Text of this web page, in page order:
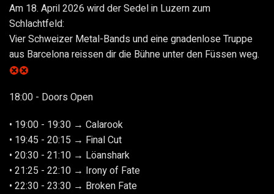
Am 18. April 2026 wird der Sedel in Luzern zum
Schlachtfeld:
Vier Schweizer Metal-Bands und eine gnadenlose Truppe
aus Barcelona reissen dir die Bühne unter den Füssen weg.
18:00 - Doors Open
• 19:00 - 19:30 → Calarook
• 19:45 - 20:15 → Final Cut
• 20:30 - 21:10 → Löanshark
• 21:25 - 22:10 → Irony of Fate
• 22:30 - 23:30 → Broken Fate